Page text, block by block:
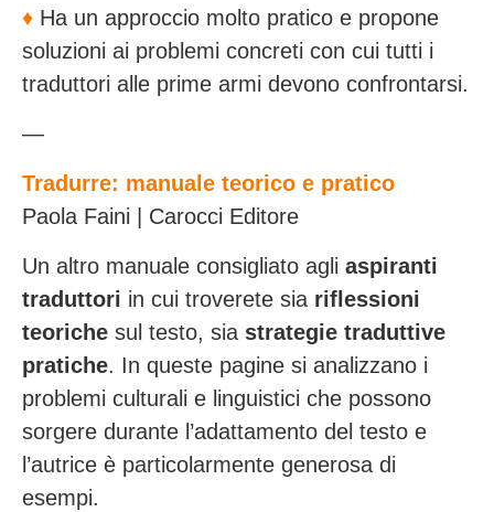
♦️ Ha un approccio molto pratico e propone
soluzioni ai problemi concreti con cui tutti i
traduttori alle prime armi devono confrontarsi.
—
Tradurre: manuale teorico e pratico
Paola Faini | Carocci Editore
Un altro manuale consigliato agli aspiranti
traduttori in cui troverete sia riflessioni
teoriche sul testo, sia strategie traduttive
pratiche. In queste pagine si analizzano i
problemi culturali e linguistici che possono
sorgere durante l’adattamento del testo e
l’autrice è particolarmente generosa di
esempi.